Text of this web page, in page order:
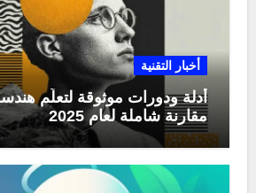
أخبار التقنية
أدلة ودورات موثوقة لتعلّم
مقارنة شاملة لعام 2025